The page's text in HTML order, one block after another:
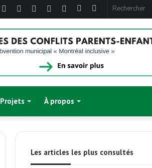
Sidebar
latérale)
Article
Instagram
YouTube
Linkedin
Twitter
Facebook
Projets À propos
Les articles les plus consultés